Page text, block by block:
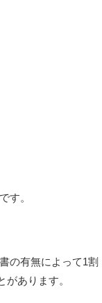
す。
の有無によって1割
あります。